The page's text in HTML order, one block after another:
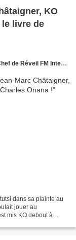
KO
livre de
Réveil FM International
dans sa plainte au
jouer au
mis KO debout à